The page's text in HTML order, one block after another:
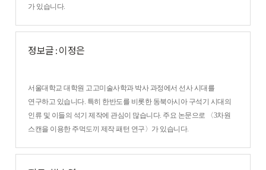
가 있습니다.
정보글 : 이정은
서울대학교 대학원 고고미술사학과 박사 과정에서 선사 시대를
연구하고 있습니다. 특히 한반도를 비롯한 동북아시아 구석기 시대의
인류 및 이들의 석기 제작에 관심이 많습니다. 주요 논문으로 〈3차원
스캔을 이용한 주먹도끼 제작 패턴 연구〉가 있습니다.